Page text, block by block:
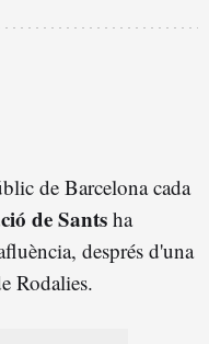
de Barcelona cada
de Sants ha
després d'una
Rodalies.